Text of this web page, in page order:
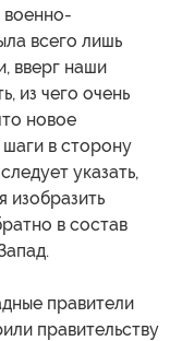
военно-
всего лишь
вверг наши
из чего очень
новое
шаги в сторону
указать,
изобразить
в состав
правители
правительству